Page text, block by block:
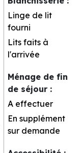
Linge de lit
fourni
Lits faits à
l'arrivée
Ménage de fin
de séjour :
A effectuer
En supplément
sur demande